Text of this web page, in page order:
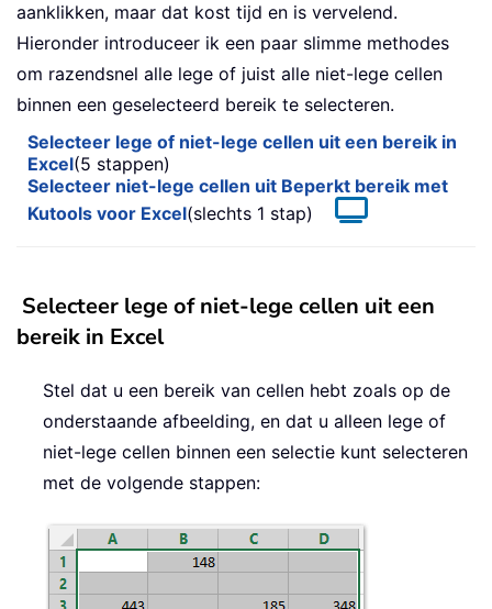
aanklikken, maar dat kost tijd en is vervelend.
Hieronder introduceer ik een paar slimme methodes
om razendsnel alle lege of juist alle niet-lege cellen
binnen een geselecteerd bereik te selecteren.
Selecteer lege of niet-lege cellen uit een bereik in
Excel(5 stappen)
Selecteer niet-lege cellen uit Beperkt bereik met
Kutools voor Excel(slechts 1 stap)
Selecteer lege of niet-lege cellen uit een
bereik in Excel
Stel dat u een bereik van cellen hebt zoals op de
onderstaande afbeelding, en dat u alleen lege of
niet-lege cellen binnen een selectie kunt selecteren
met de volgende stappen: